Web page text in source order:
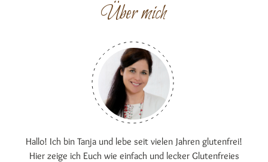
Über mich
Hallo! Ich bin Tanja und lebe seit vielen Jahren glutenfrei!
Hier zeige ich Euch wie einfach und lecker Glutenfreies